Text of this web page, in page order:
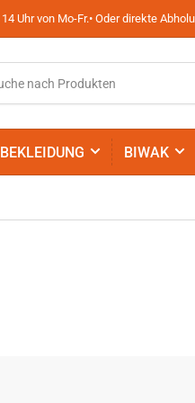
Uhr von Mo-Fr.• Oder direkte
BEKLEIDUNG BIWAK